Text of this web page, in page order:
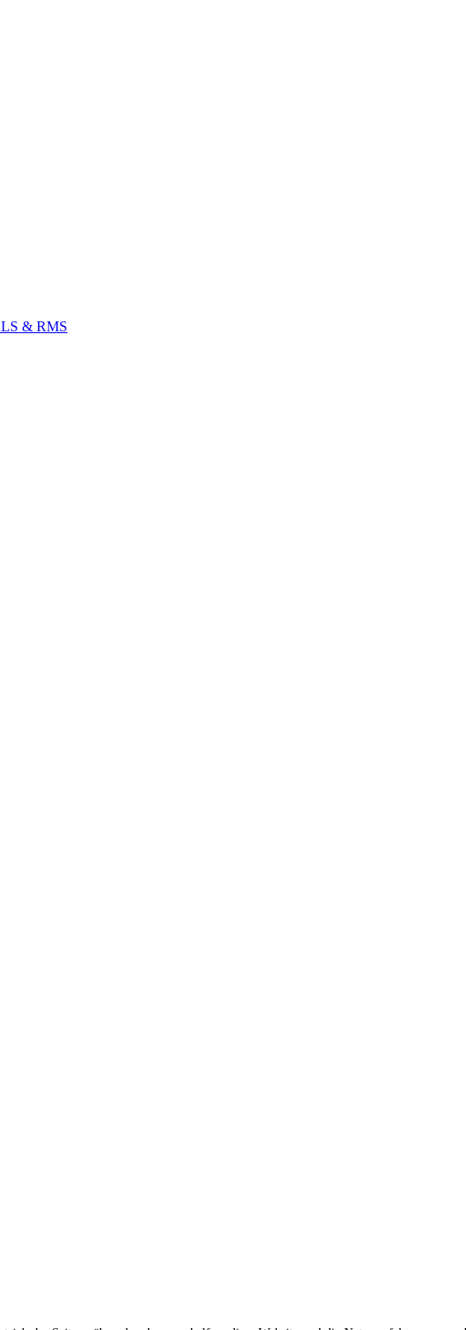
& RMS